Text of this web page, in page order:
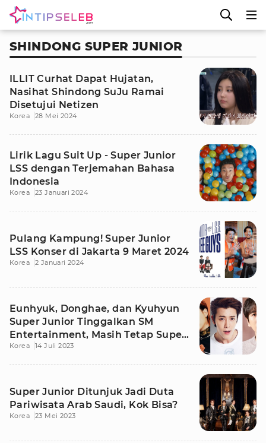
SHINDONG SUPER JUNIOR
ILLIT Curhat Dapat Hujatan,
Nasihat Shindong SuJu Ramai
Disetujui Netizen
Korea 28 Mei 2024
Lirik Lagu Suit Up - Super Junior
LSS dengan Terjemahan Bahasa
Indonesia
Korea 23 Januari 2024
Pulang Kampung! Super Junior
LSS Konser di Jakarta 9 Maret 2024
Korea 2 Januari 2024
Eunhyuk, Donghae, dan Kyuhyun
Super Junior Tinggalkan SM
Entertainment, Masih Tetap Super
Junior?
Korea 14 Juli 2023
Super Junior Ditunjuk Jadi Duta
Pariwisata Arab Saudi, Kok Bisa?
Korea 23 Mei 2023